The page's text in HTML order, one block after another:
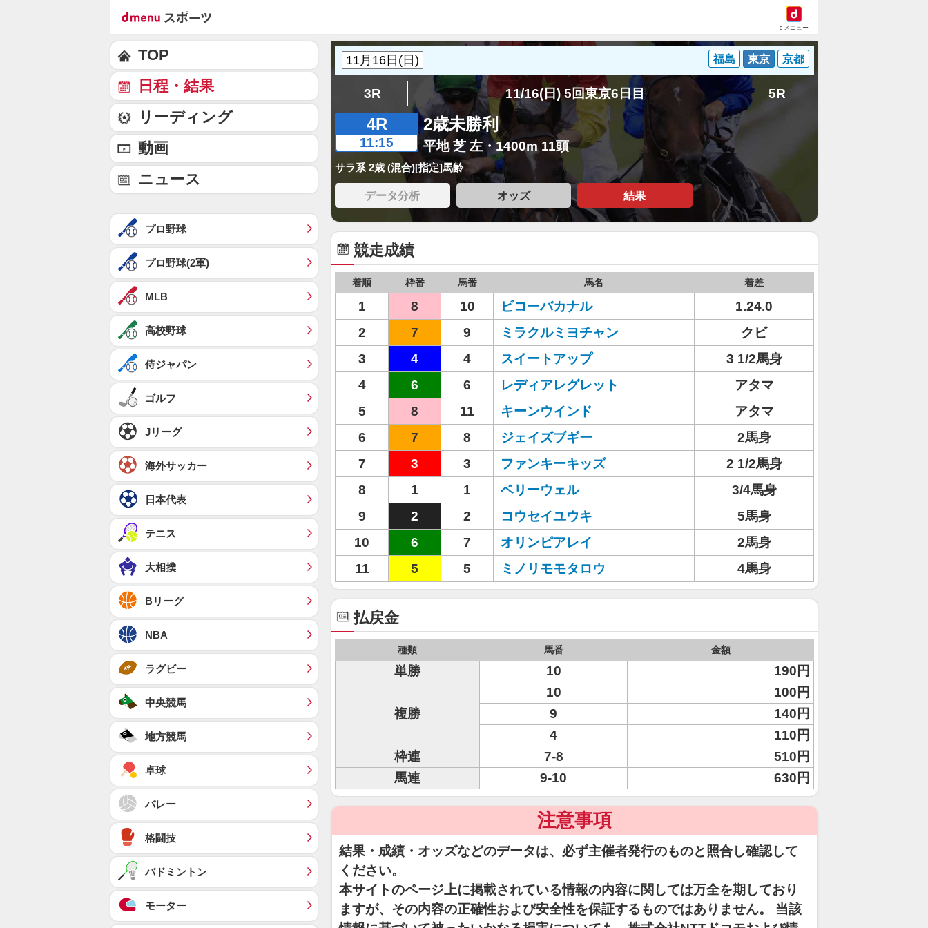
dメニュー
福島 東京 京都
3R 11/16(日) 5回東京6日目 5R
4R
11:15
2歳未勝利
平地 芝 左・1400m 11頭
サラ系 2歳 (混合)[指定]馬齢
データ分析 オッズ 結果
競走成績
着順 枠番 馬番 馬名 着差
1 8 10 ビコーバカナル
1.24.0
2
7 9 ミラクルミヨチャン
クビ
3
4 4 スイートアップ
3 1/2馬身
4
6 6 レディアレグレット
アタマ
5
8 11 キーンウインド
アタマ
6
7 8 ジェイズブギー
2馬身
7
3 3 ファンキーキッズ
2 1/2馬身
8
1 1 ベリーウェル
3/4馬身
9
2 2 コウセイユウキ
5馬身
10
6 7 オリンピアレイ
2馬身
11
5 5 ミノリモモタロウ 4馬身
払戻金
種類 馬番 金額
単勝 10 190円
複勝
10
100円
9
140円
4
110円
枠連
7-8
510円
馬連
9-10 630円
注意事項
結果・成績・オッズなどのデータは、必ず主催者発行のものと照合し確認して
ください。
本サイトのページ上に掲載されている情報の内容に関しては万全を期しており
ますが、その内容の正確性および安全性を保証するものではありません。 当該
TOP
日程・結果
リーディング
動画
ニュース
プロ野球
プロ野球(2軍)
MLB
高校野球
侍ジャパン
ゴルフ
Jリーグ
海外サッカー
日本代表
テニス
大相撲
Bリーグ
NBA
ラグビー
中央競馬
地方競馬
卓球
バレー
格闘技
バドミントン
モーター